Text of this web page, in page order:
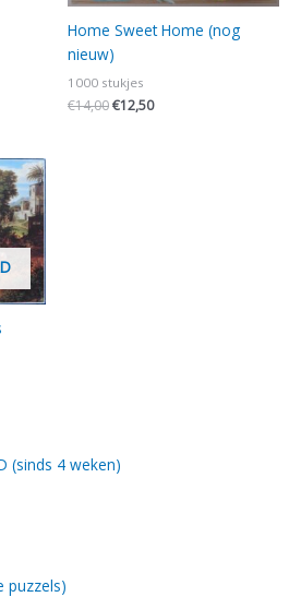
Home Sweet Home (nog
nieuw)
1000 stukjes
€14,00€12,50
(sinds 4 weken)
puzzels)